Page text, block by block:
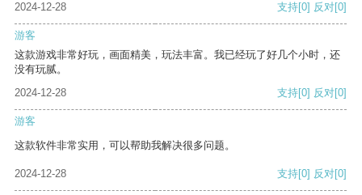
2024-12-28 支持[0] 反对[0]
游客
这款游戏非常好玩，画面精美，玩法丰富。我已经玩了好几个小时，还
没有玩腻。
2024-12-28
支持[0] 反对[0]
游客
这款软件非常实用，可以帮助我解决很多问题。
2024-12-28 支持[0] 反对[0]